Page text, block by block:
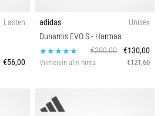
Lasten
€56,00
adidas
Unisex
Dunamis EVO S- Harmaa
€200,00
€130,00
Viimeisin alin hinta €121,60